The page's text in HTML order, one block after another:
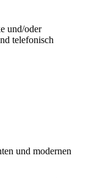
und/oder
telefonisch
und modernen